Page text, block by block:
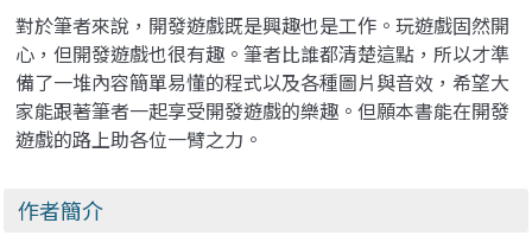
對於筆者來說，開發遊戲既是興趣也是工作。玩遊戲固然開
心，但開發遊戲也很有趣。筆者比誰都清楚這點，所以才準
備了一堆內容簡單易懂的程式以及各種圖片與音效，希望大
家能跟著筆者一起享受開發遊戲的樂趣。但願本書能在開發
遊戲的路上助各位一臂之力。
作者簡介